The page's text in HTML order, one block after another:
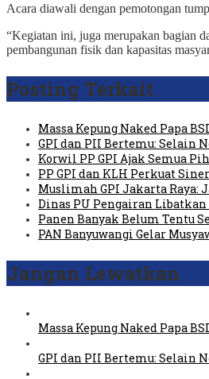
Acara diawali dengan pemotongan
“Kegiatan ini, juga merupakan bagian
pembangunan fisik dan kapasitas
Posting Terkait
Massa Kepung Naked Papa
GPI dan PII Bertemu: Selain
Korwil PP GPI Ajak Semua
PP GPI dan KLH Perkuat
Muslimah GPI Jakarta Raya:
Dinas PU Pengairan
Panen Banyak Belum Tentu
PAN Banyuwangi Gelar
Jangan Lewatkan
Massa Kepung Naked Papa
GPI dan PII Bertemu: Selain